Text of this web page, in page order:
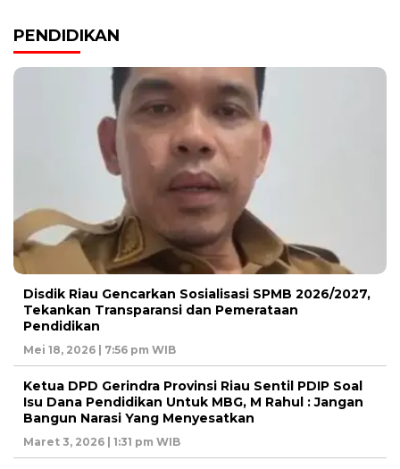
PENDIDIKAN
Disdik Riau Gencarkan Sosialisasi SPMB 2026/2027,
Tekankan Transparansi dan Pemerataan
Pendidikan
Mei 18, 2026 | 7:56 pm WIB
Ketua DPD Gerindra Provinsi Riau Sentil PDIP Soal
Isu Dana Pendidikan Untuk MBG, M Rahul : Jangan
Bangun Narasi Yang Menyesatkan
Maret 3, 2026 | 1:31 pm WIB